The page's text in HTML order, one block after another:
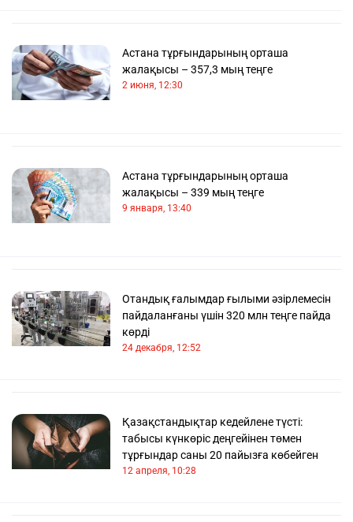
Астана тұрғындарының орташа
жалақысы – 357,3 мың теңге
2 июня, 12:30
Астана тұрғындарының орташа
жалақысы – 339 мың теңге
9 января, 13:40
Отандық ғалымдар ғылыми әзірлемесін
пайдаланғаны үшін 320 млн теңге пайда
көрді
24 декабря, 12:52
Қазақстандықтар кедейлене түсті:
табысы күнкөріс деңгейінен төмен
тұрғындар саны 20 пайызға көбейген
12 апреля, 10:28